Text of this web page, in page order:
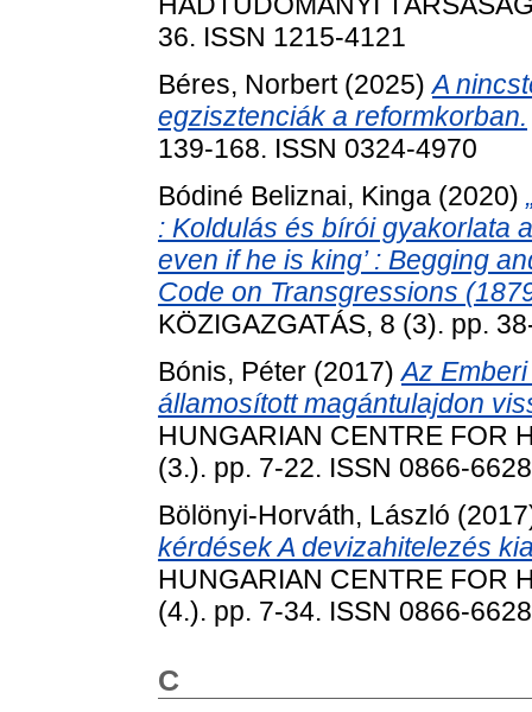
36. ISSN 1215-4121
Béres, Norbert(2025)A
egzisztenciák a reformkorban.
139-168. ISSN 0324-4970
Bódiné Beliznai, Kinga (2020)
: Koldulás és bírói gyakorlata
even if he is king’ : Begging
Code on Transgressions
KÖZIGAZGATÁS, 8 (3). pp.
Bónis, Péter (2017)Az
államosított magántulajdon
HUNGARIAN CENTRE FOR
(3.). pp. 7-22. ISSN 0866-6628
Bölönyi-Horváth, László
kérdések A devizahitelezés
HUNGARIAN CENTRE FOR
(4.). pp. 7-34. ISSN 0866-6628
C